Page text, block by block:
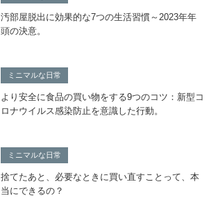
汚部屋脱出に効果的な7つの生活習慣～2023年年
頭の決意。
ミニマルな日常
より安全に食品の買い物をする9つのコツ：新型コ
ロナウイルス感染防止を意識した行動。
ミニマルな日常
捨てたあと、必要なときに買い直すことって、本
当にできるの？